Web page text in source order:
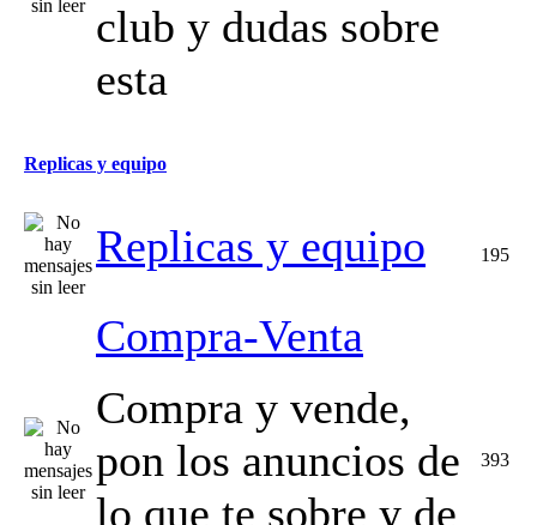
club y dudas sobre
esta
Replicas y equipo
Replicas y equipo 195
Compra-Venta
Compra y vende,
pon los anuncios de
lo que te sobre y de
393